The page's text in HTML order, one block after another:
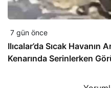
7 gün önce
Ilıcalar’da Sıcak Havanın
Kenarında Serinlerken